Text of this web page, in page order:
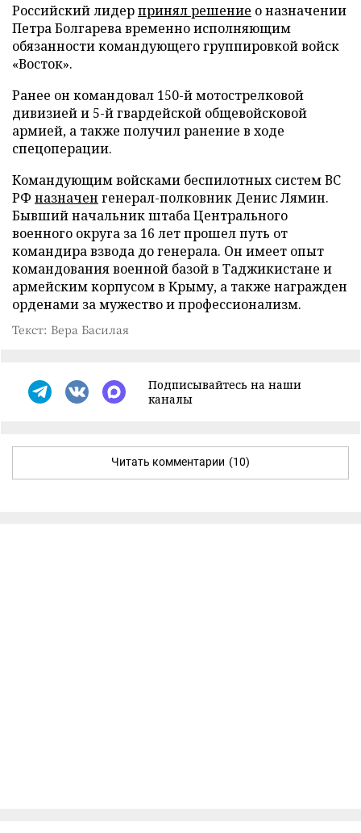
Российский лидерпринял решение о назначении
Петра Болгарева временно исполняющим
обязанности командующего группировкой войск
«Восток».
Ранее он командовал 150-й мотострелковой
дивизией и 5-й гвардейской общевойсковой
армией, а также получил ранение в ходе
спецоперации.
Командующим войсками беспилотных систем ВС
РФ назначен генерал-полковник Денис Лямин.
Бывший начальник штаба Центрального
военного округа за 16 лет прошел путь от
командира взвода до генерала. Он имеет опыт
командования военной базой в Таджикистане и
армейским корпусом в Крыму, а также награжден
орденами за мужество и профессионализм.
Текст: Вера Басилая
Подписывайтесь на наши
каналы
Читать комментарии (10)